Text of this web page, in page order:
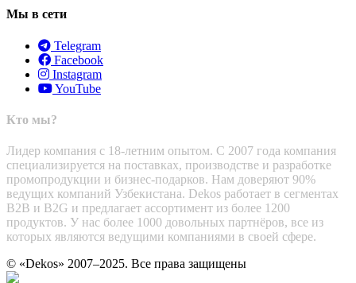
Мы в сети
Telegram
Facebook
Instagram
YouTube
Кто мы?
Лидер компания с 18-летним опытом. С 2007 года компания
специализируется на поставках, производстве и разработке
промопродукции и бизнес-подарков. Нам доверяют 90%
ведущих компаний Узбекистана. Dekos работает в сегментах
B2B и B2G и предлагает ассортимент из более 1200
продуктов. У нас более 1000 довольных партнёров, все из
которых являются ведущими компаниями в своей сфере.
© «Dekos» 2007–2025. Все права защищены